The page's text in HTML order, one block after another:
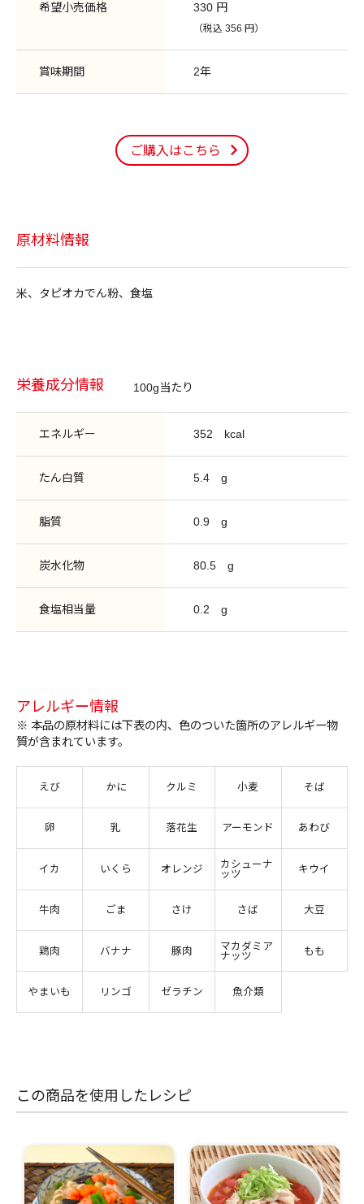
希望小売価格 330 円
（税込 356 円）
賞味期間 2年
ご購入はこちら
原材料情報
米、タピオカでん粉、食塩
栄養成分情報 100g当たり
エネルギー 352 kcal
たん白質 5.4 g
脂質 0.9 g
炭水化物 80.5 g
食塩相当量 0.2 g
アレルギー情報
※ 本品の原材料には下表の内、色のついた箇所のアレルギー物
質が含まれています。
えび かに クルミ 小麦 そば
卵 乳 落花生 アーモンド あわび
イカ いくら オレンジ
カシューナ
ッツ
キウイ
牛肉 ごま さけ さば 大豆
鶏肉 バナナ 豚肉
マカダミア
ナッツ
もも
やまいも リンゴ ゼラチン 魚介類
この商品を使用したレシピ